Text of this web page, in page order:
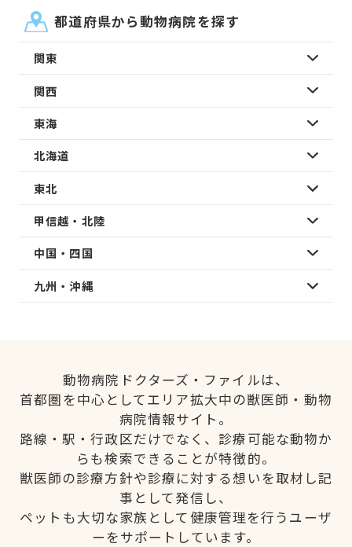
都道府県から動物病院を探す
関東
関西
東海
北海道
東北
甲信越・北陸
中国・四国
九州・沖縄
動物病院ドクターズ・ファイルは、
首都圏を中心としてエリア拡大中の獣医師・動物
病院情報サイト。
路線・駅・行政区だけでなく、診療可能な動物か
らも検索できることが特徴的。
獣医師の診療方針や診療に対する想いを取材し記
事として発信し、
ペットも大切な家族として健康管理を行うユーザ
ーをサポートしています。